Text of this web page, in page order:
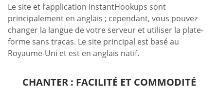
Le site et l’application InstantHookups sont
principalement en anglais ; cependant, vous pouvez
changer la langue de votre serveur et utiliser la plate-
forme sans tracas. Le site principal est basé au
Royaume-Uni et est en anglais natif.
CHANTER : FACILITÉ ET COMMODITÉ